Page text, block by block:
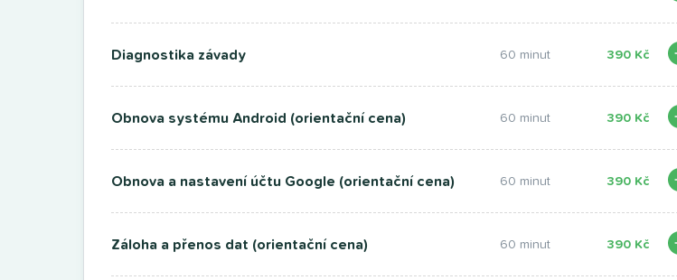
Diagnostika závady 60 minut 390 Kč
Obnova systému Android (orientační cena) 60 minut 390 Kč
Obnova a nastavení účtu Google (orientační cena) 60 minut 390 Kč
Záloha a přenos dat (orientační cena) 60 minut 390 Kč